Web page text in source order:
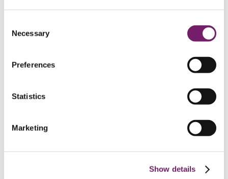
Selection
Necessary
Preferences
Statistics
Marketing
Show details
Alternativ pensionslösning FTP 2
Företagsegna planer
Bosatt utomlands företagsegna planer
Kontakt privat
Privat
Företagsegna planer
Företagsegen plan